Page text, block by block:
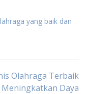
yang baik dan
Olahraga Terbaik
Daya